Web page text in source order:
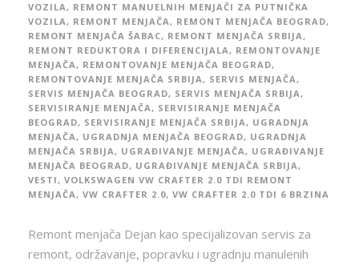
VOZILA, REMONT MANUELNIH MENJAČI ZA PUTNIČKA
VOZILA, REMONT MENJAČA, REMONT MENJAČA BEOGRAD,
REMONT MENJAČA ŠABAC, REMONT MENJAČA SRBIJA,
REMONT REDUKTORA I DIFERENCIJALA, REMONTOVANJE
MENJAČA, REMONTOVANJE MENJAČA BEOGRAD,
REMONTOVANJE MENJAČA SRBIJA, SERVIS MENJAČA,
SERVIS MENJAČA BEOGRAD, SERVIS MENJAČA SRBIJA,
SERVISIRANJE MENJAČA, SERVISIRANJE MENJAČA
BEOGRAD, SERVISIRANJE MENJAČA SRBIJA, UGRADNJA
MENJAČA, UGRADNJA MENJAČA BEOGRAD, UGRADNJA
MENJAČA SRBIJA, UGRAĐIVANJE MENJAČA, UGRAĐIVANJE
MENJAČA BEOGRAD, UGRAĐIVANJE MENJAČA SRBIJA,
VESTI, VOLKSWAGEN VW CRAFTER 2.0 TDI REMONT
MENJAČA, VW CRAFTER 2.0, VW CRAFTER 2.0 TDI 6 BRZINA
Remont menjača Dejan kao specijalizovan servis za
remont, održavanje, popravku i ugradnju manulenih